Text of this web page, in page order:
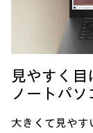
見やすく目
ノートパソ
大きくて見やす